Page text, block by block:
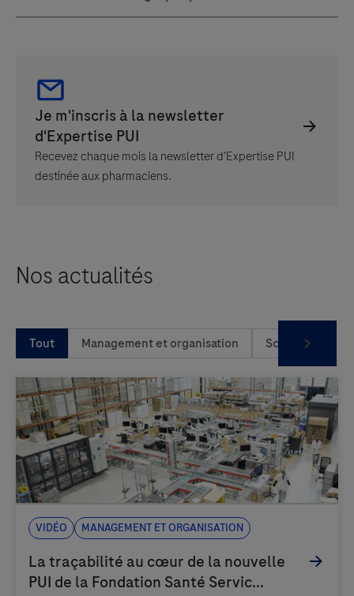
Recevez chaque mois la newsletter d'Expertise PUI
destinée aux pharmaciens.
Nos actualités